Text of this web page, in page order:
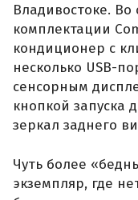
Владивостоке. Во
комплектации
кондиционер с
несколько USB-
сенсорным
кнопкой запуска
зеркал заднего
Чуть более
экземпляр, где